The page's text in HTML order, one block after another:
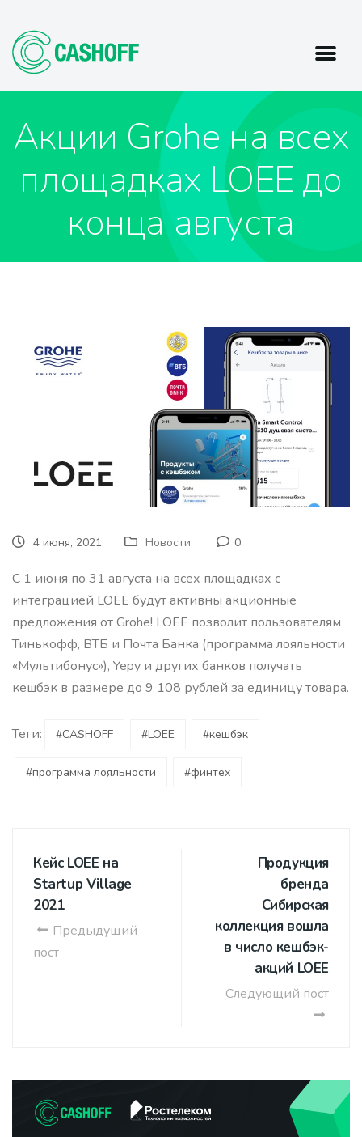
Акции Grohe на всех
площадках LOEE до
конца августа
4 июня, 2021 Новости 0
С 1 июня по 31 августа на всех площадках с
интеграцией LOEE будут активны акционные
предложения от Grohe! LOEE позволит пользователям
Тинькофф, ВТБ и Почта Банка (программа лояльности
«Мультибонус»), Yepy и других банков получать
кешбэк в размере до 9 108 рублей за единицу товара.
Теги: #CASHOFF #LOEE #кешбэк
#программа лояльности #финтех
Кейс LOEE на
Startup Village
2021
Предыдущий
пост
Продукция
бренда
Сибирская
коллекция вошла
в число кешбэк-
акций LOEE
Следующий пост